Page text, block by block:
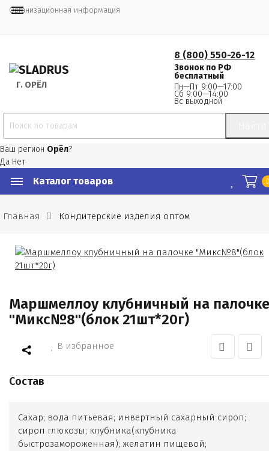
Организационная информация
Г. ОРЁЛ
8 (800) 550-26-12
Звонок по РФ
бесплатный
Пн—Пт 9:00—17:00
Сб 9:00—14:00
Вс выходной
Ваш регион Орёл?
Да Нет
Каталог товаров
Главная Кондитерские изделия оптом
Маршмеллоу клубничный на палочке
"Микс№8"(блок 21шт*20г)
В избранное
Состав
Сахар; вода питьевая; инвертный сахарный сироп;
сироп глюкозы; клубника(клубника
быстрозамороженная); желатин пищевой;